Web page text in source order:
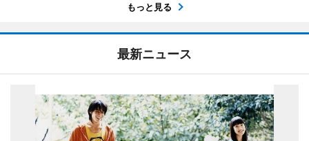
もっと見る
最新ニュース